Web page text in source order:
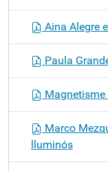
Aina Alegre
Paula
Marco
lluminós